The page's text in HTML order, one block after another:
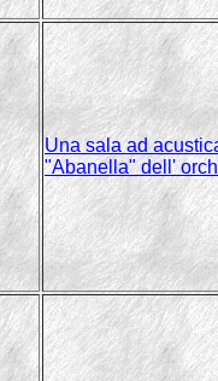
Una sala ad
"Abanella" dell'